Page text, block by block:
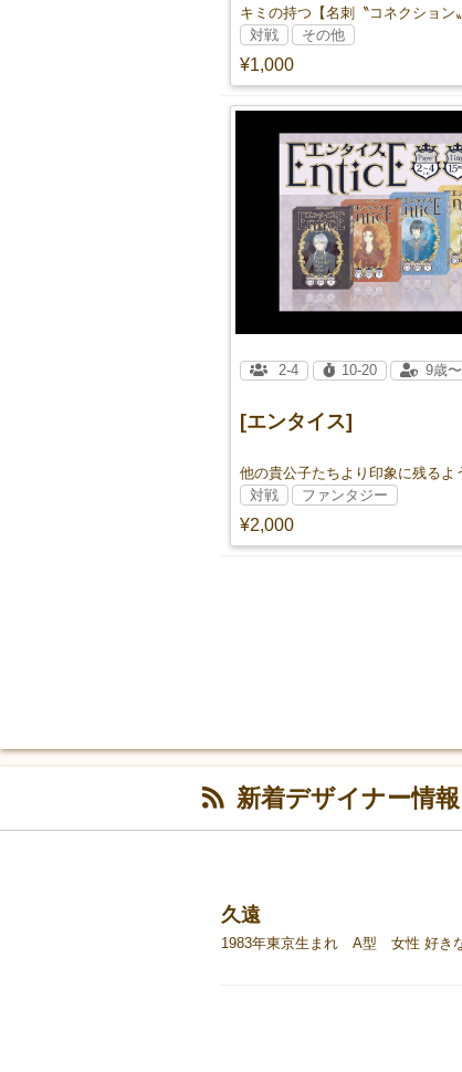
¥1,000
対戦 その他
[エンタイス]
¥2,000
2-4 10-20 9歳〜
対戦 ファンタジー
新着デザイナー情報
久遠